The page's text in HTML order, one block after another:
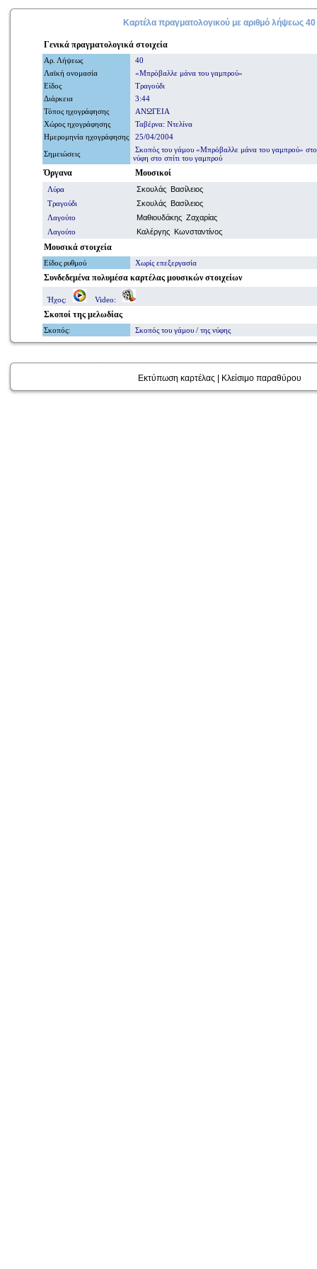
Καρτέλα πραγματολογικού με αριθμό λήψεως 40
Γενικά πραγματολογικά στοιχεία
Αρ. Λήψεως
40
Λαϊκή ονομασία
«Μπρόβαλλε μάνα του γαμπρού»
Είδος
Τραγούδι
Διάρκεια
3:44
Τόπος ηχογράφησης
ΑΝΩΓΕΙΑ
Χώρος ηχογράφησης
Ταβέρνα: Ντελίνα
Ημερομηνία ηχογράφησης
25/04/2004
Σημειώσεις
Σκοπός του γάμου «Μπρόβαλλε μάνα του γαμπρού»
νύφη στο σπίτι του γαμπρού
Όργανα Μουσικοί
Λύρα
Σκουλάς Βασίλειος
Τραγούδι
Σκουλάς Βασίλειος
Λαγούτο
Μαθιουδάκης Ζαχαρίας
Λαγούτο
Καλέργης Κωνσταντίνος
Μουσικά στοιχεία
Είδος ρυθμού Χωρίς επεξεργασία
Συνδεδεμένα πολυμέσα καρτέλας μουσικών στοιχείων
Ήχος: Video:
Σκοποί της μελωδίας
Σκοπός: Σκοπός του γάμου / της νύφης
Εκτύπωση καρτέλας Κλείσιμο παραθύρου